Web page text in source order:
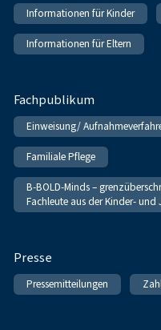
Informationen für Kinder
Informationen für Eltern
Fachpublikum
Einweisung/
Familiale Pflege
B-BOLD-Minds –
Fachleute aus der Kinder-
Presse
Pressemitteilungen